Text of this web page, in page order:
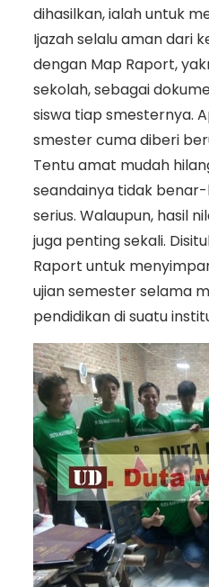
dihasilkan, ialah untuk
Ijazah selalu aman dari
dengan Map Raport,
sekolah, sebagai
siswa tiap smesternya.
smester cuma diberi
Tentu amat mudah
seandainya tidak
serius. Walaupun, hasil
juga penting sekali.
Raport untuk
ujian semester selama
pendidikan di suatu